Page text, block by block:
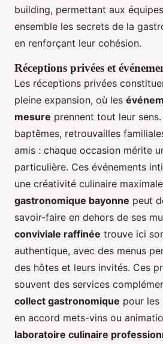
building, permettant aux
ensemble les secrets de la
en renforçant leur cohésion.
Réceptions privées et
Les réceptions privées
pleine expansion, où les
mesure prennent tout leur
baptêmes, retrouvailles
amis : chaque occasion mérite
particulière. Ces événements
une créativité culinaire
gastronomique bayonne peut
savoir-faire en dehors de ses
conviviale raffinée trouve ici
authentique, avec des menus
des hôtes et leurs invités. Ces
souvent des services
collect gastronomique pour les
en accord mets-vins ou
laboratoire culinaire